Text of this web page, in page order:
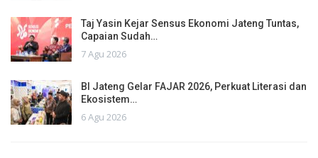
Taj Yasin Kejar Sensus Ekonomi Jateng Tuntas,
Capaian Sudah…
7 Agu 2026
BI Jateng Gelar FAJAR 2026, Perkuat Literasi dan
Ekosistem…
6 Agu 2026